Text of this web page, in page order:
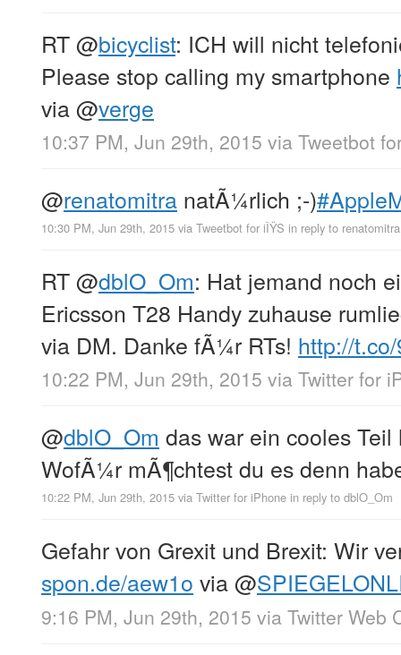
RT@bicyclist: ICH will nicht
Please stop calling my smartphone
via@verge
10:37 PM, Jun 29th, 2015 via Tweetbot
@renatomitra natÃ¼rlich ;-)
10:30 PM, Jun 29th, 2015 via Tweetbot for iÎŸS in reply to renatomitra
RT@dblO_Om: Hat jemand noch
Ericsson T28 Handy zuhause
via DM. Danke fÃ¼r RTs! http://t.co/
10:22 PM, Jun 29th, 2015 via Twitter for
@dblO_Om das war ein cooles
WofÃ¼r mÃ¶chtest du es denn
10:22 PM, Jun 29th, 2015 via Twitter for iPhone in reply to dblO_Om
Gefahr von Grexit und Brexit: Wir
spon.de/aew1o via@
9:16 PM, Jun 29th, 2015 via Twitter Web